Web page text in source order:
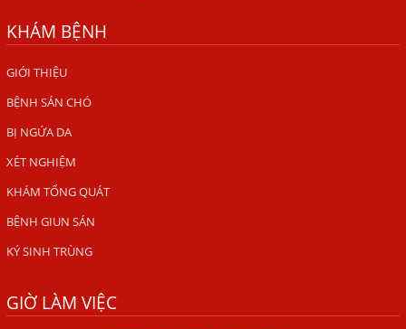
Ăn hải sản sống, coi chừng nhiễm giun sán
TỔNG QUAN VỀ KÉM HẤP THU THỨC ĂN
HÀ NỘI – NHIỄM BA LOẠI KÝ SINH TRÙNG DO THÓI QUEN
ĂN MỘT MÓN ĂN SÁNG
ẤU TRÙNG SÁN CHÓ DI CHUYỂN QUA DA GÂY NGỨA
VIÊM DA ĐỒNG TIỀN
Tại sao khám bệnh viện da liễu nhiều năm không hết
SÁN TRONG NÃO GÂY RA CÁC TRIỆU CHỨNG NHƯ TÂM
KHÁM BỆNH
GIỚI THIỆU
BỆNH SÁN CHÓ
BỊ NGỨA DA
XÉT NGHIỆM
KHÁM TỔNG QUÁT
BỆNH GIUN SÁN
KÝ SINH TRÙNG
GIỜ LÀM VIỆC